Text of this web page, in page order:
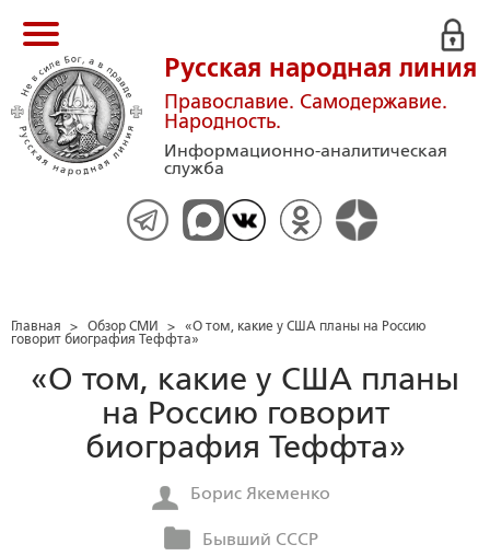
Русская народная линия
Православие. Самодержавие.
Народность.
Информационно-аналитическая
служба
Главная > Обзор СМИ > «О том, какие у США планы на Россию
говорит биография Теффта»
«О том, какие у США планы
на Россию говорит
биография Теффта»
Борис Якеменко
Бывший СССР